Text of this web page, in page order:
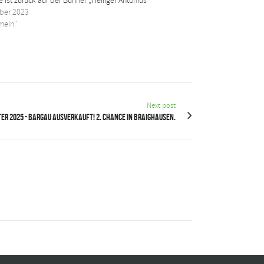
2023
Next post
2025 - Bargau ausverkauft! 2. Chance in Braighausen.